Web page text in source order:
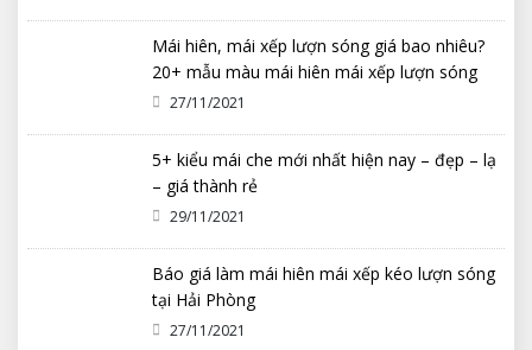
Mái hiên, mái xếp lượn sóng giá bao nhiêu?
20+ mẫu màu mái hiên mái xếp lượn sóng
2022 đẹp nhất
27/11/2021
5+ kiểu mái che mới nhất hiện nay – đẹp – lạ
– giá thành rẻ
29/11/2021
Báo giá làm mái hiên mái xếp kéo lượn sóng
tại Hải Phòng
27/11/2021